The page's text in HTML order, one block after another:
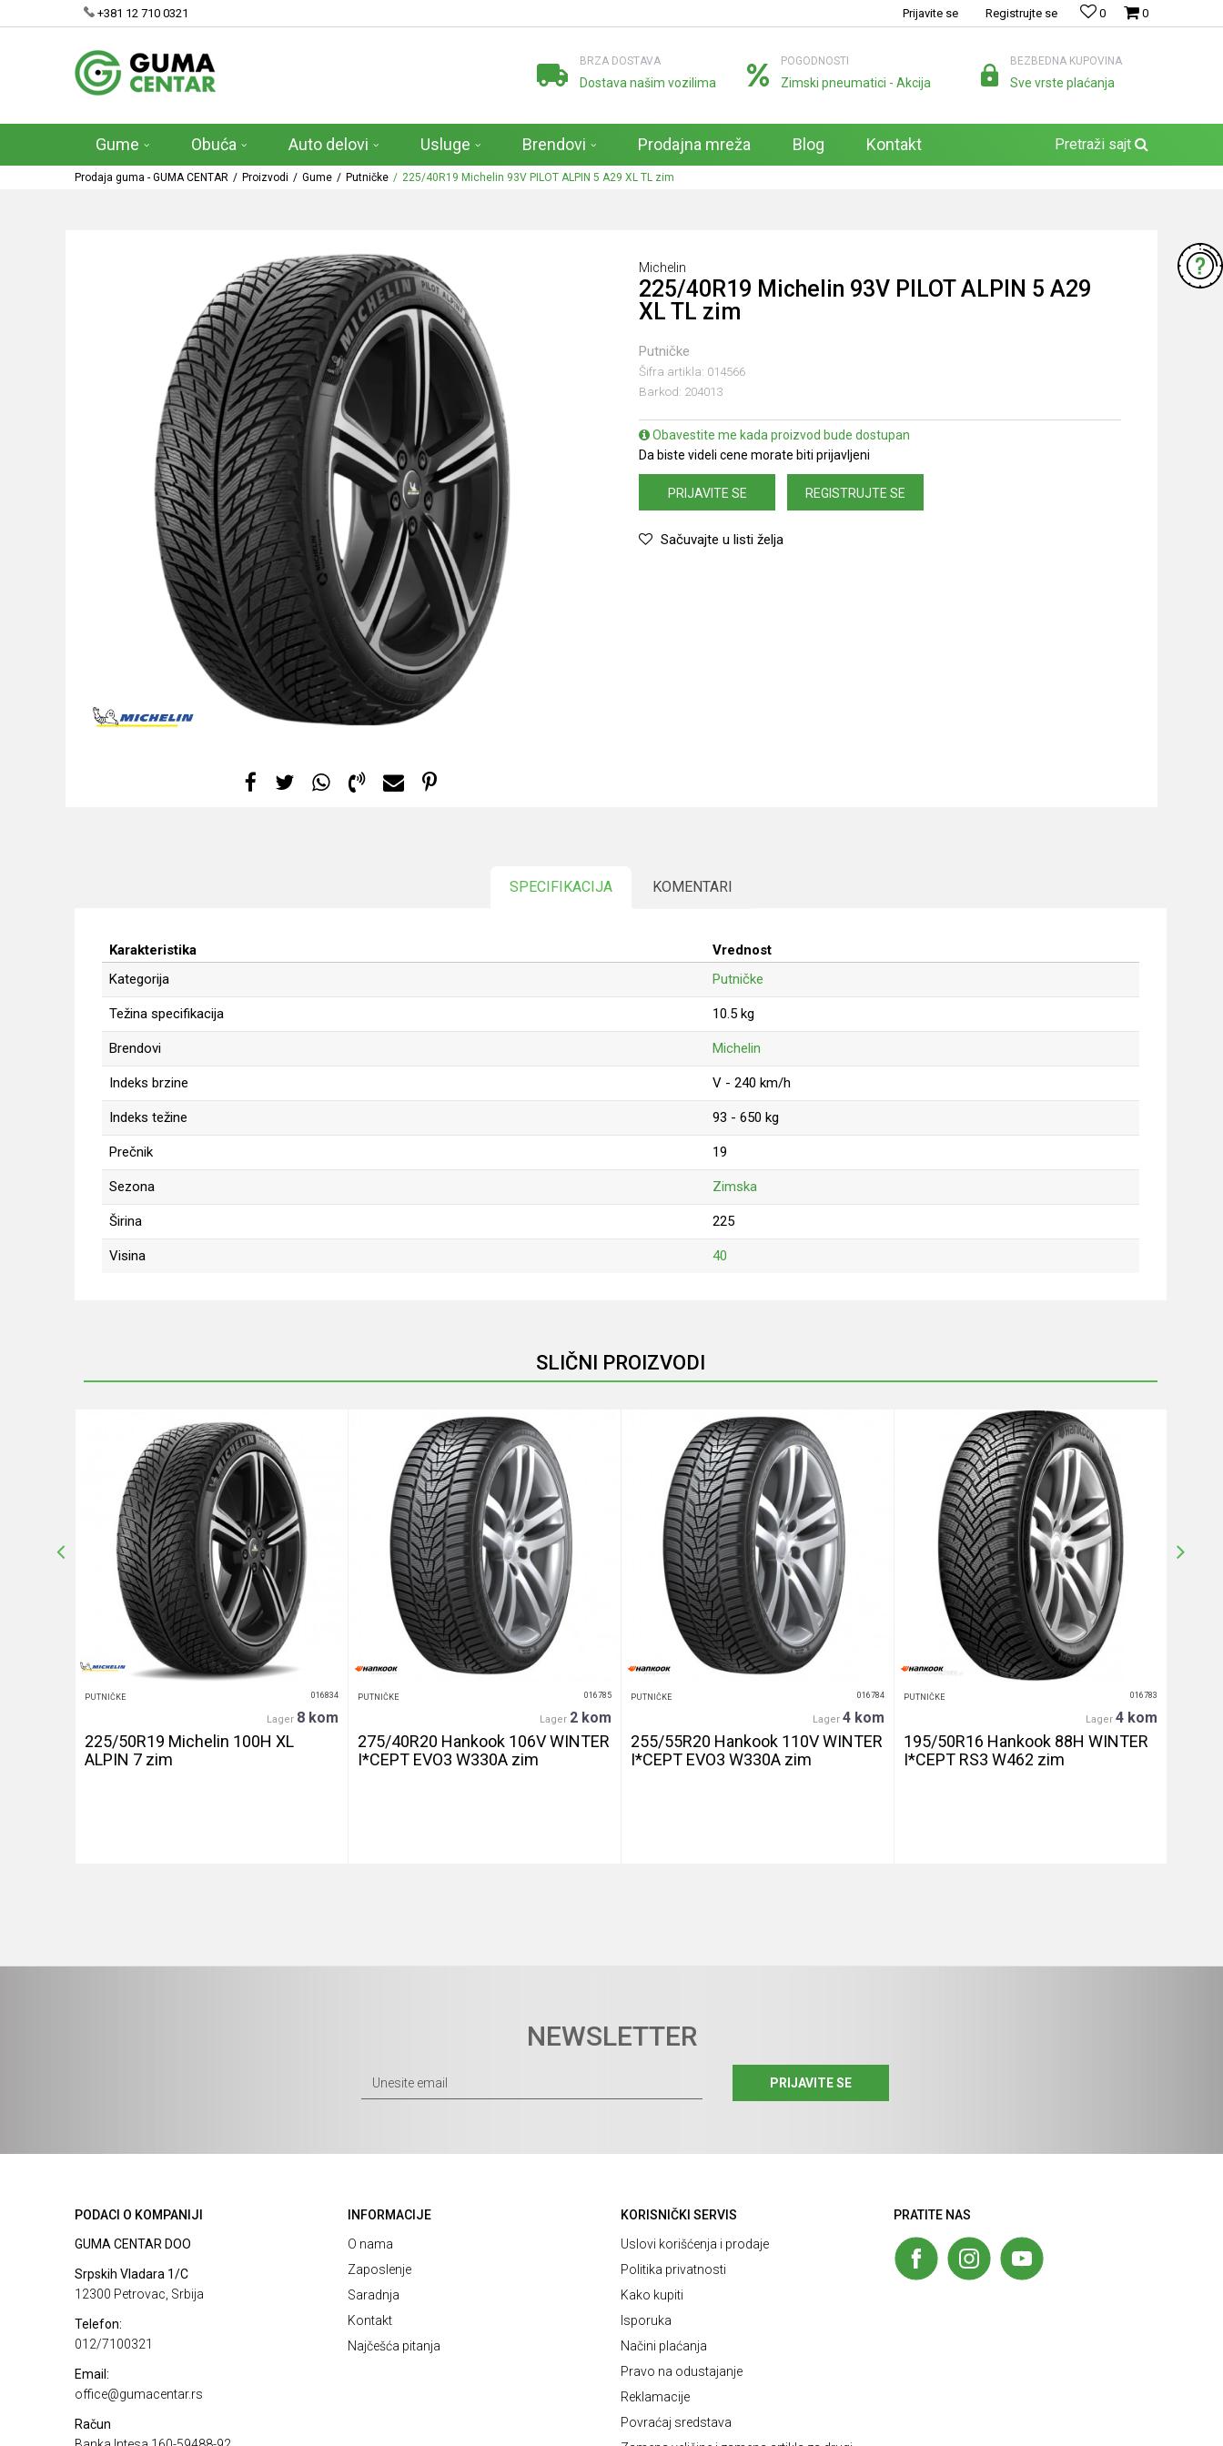
+381 12 710 0321 0
0
Prijavite se Registrujte se
BRZA DOSTAVA
Dostava našim vozilima
POGODNOSTI
Zimski pneumatici - Akcija
BEZBEDNA KUPOVINA
Sve vrste plaćanja
Gume Obuća Auto delovi Usluge Brendovi Prodajna mreža Blog Kontakt Pretraži sajt
Prodaja guma - GUMA CENTAR Proizvodi Gume Putničke 225/40R19 Michelin 93V PILOT ALPIN 5 A29 XL TL zim
Michelin
225/40R19 Michelin 93V PILOT ALPIN 5 A29
XL TL zim
Putničke
Šifra artikla: 014566
Barkod: 204013
Obavestite me kada proizvod bude dostupan
Da biste videli cene morate biti prijavljeni
PRIJAVITE SE REGISTRUJTE SE
Sačuvajte u listi želja
SPECIFIKACIJA KOMENTARI
Karakteristika
Vrednost
Kategorija
Putničke
Težina specifikacija 10.5 kg
Brendovi Michelin
Indeks brzine V - 240 km/h
Indeks težine 93 - 650 kg
Prečnik 19
Sezona Zimska
Širina 225
Visina 40
POŠALJI
SLIČNI PROIZVODI
PUTNIČKE 016834
Lager 8 kom
225/50R19 Michelin 100H XL
ALPIN 7 zim
PUTNIČKE 016785
Lager 2 kom
275/40R20 Hankook 106V WINTER
I*CEPT EVO3 W330A zim
PUTNIČKE 016784
Lager 4 kom
255/55R20 Hankook 110V WINTER
I*CEPT EVO3 W330A zim
PUTNIČKE 016783
Lager 4 kom
195/50R16 Hankook 88H WINTER
I*CEPT RS3 W462 zim
NEWSLETTER
PRIJAVITE SE
PODACI O KOMPANIJI
GUMA CENTAR DOO
Srpskih Vladara 1/C
12300 Petrovac, Srbija
Telefon:
012/7100321
Email:
office@gumacentar.rs
Račun
INFORMACIJE
O nama
Zaposlenje
Saradnja
Kontakt
Najčešća pitanja
KORISNIČKI SERVIS
Uslovi korišćenja i prodaje
Politika privatnosti
Kako kupiti
Isporuka
Načini plaćanja
Pravo na odustajanje
Reklamacije
Povraćaj sredstava
PRATITE NAS